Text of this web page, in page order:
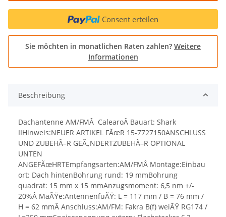
Consent erteilen
Sie möchten in monatlichen Raten zahlen? Weitere
Informationen
Beschreibung
Dachantenne AM/FMÂ CalearoÂ Bauart: Shark
IIHinweis:NEUER ARTIKEL FÃœR 15-7727150ANSCHLUSS
UND ZUBEHÃ–R GEÃ„NDERTZUBEHÃ–R OPTIONAL
UNTEN
ANGEFÃœHRTEmpfangsarten:AM/FMÂ Montage:Einbau
ort: Dach hintenBohrung rund: 19 mmBohrung
quadrat: 15 mm x 15 mmAnzugsmoment: 6,5 nm +/-
20%Â MaÃŸe:AntennenfuÃŸ: L = 117 mm / B = 76 mm /
H = 62 mmÂ Anschluss:AM/FM: Fakra B(f) weiÃŸ RG174 /